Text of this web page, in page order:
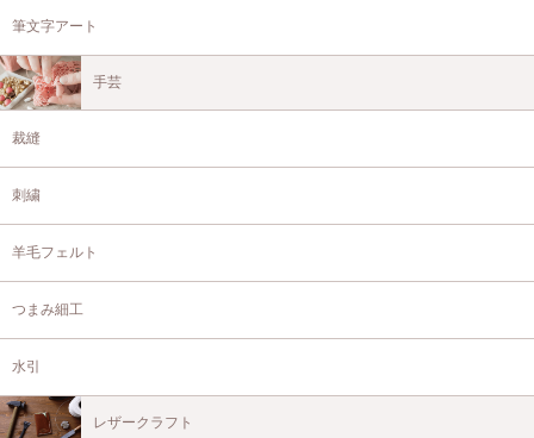
筆文字アート
手芸
裁縫
刺繍
羊毛フェルト
つまみ細工
水引
レザークラフト